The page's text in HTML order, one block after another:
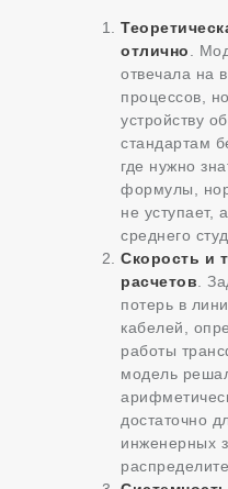
отлично .
отвечала на
процессов,
устройству
стандартам
где нужно
формулы,
не уступает,
среднего
Скорость и
расчетов .
потерь в
кабелей,
работы
модель
достаточно
инженерных